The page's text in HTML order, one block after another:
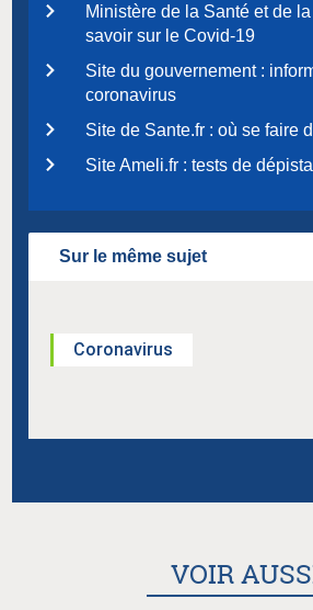
Ministère de la Santé et de
savoir sur le Covid-19
Site du gouvernement :
coronavirus
Site de Sante.fr : où se faire
Site Ameli.fr : tests de
Sur le même sujet
Coronavirus
VOIR